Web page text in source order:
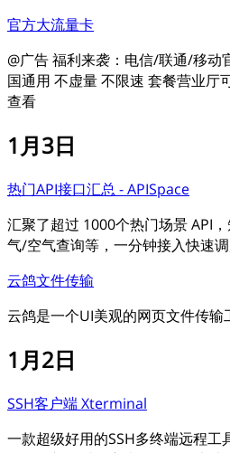
官方大流量卡
@广告 福利来袭：电信/联通/移动
国通用 不虚量 不限速 套餐营业厅
查看
1月3日
热门API接口汇总 - APISpace
汇聚了超过 1000个热门场景 API
气/空气查询等，一分钟接入快速调
云鸽文件传输
云鸽是一个UI美观的网页文件传输
1月2日
SSH客户端 Xterminal
一款超级好用的SSH多终端远程工